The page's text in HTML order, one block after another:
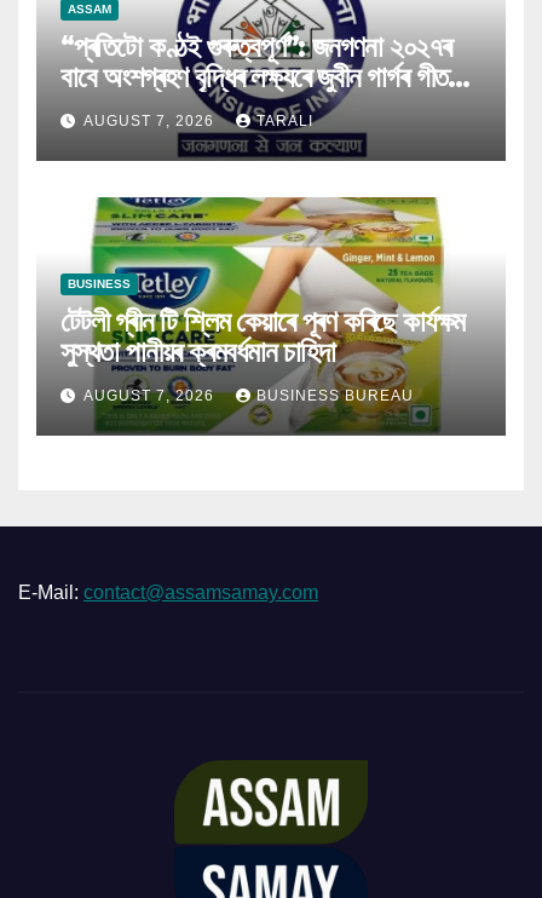
ASSAM
“প্ৰতিটো কণ্ঠই গুৰুত্বপূৰ্ণ”: জনগণনা ২০২৭ৰ
বাবে অংশগ্ৰহণ বৃদ্ধিৰ লক্ষ্যৰে জুবীন গাৰ্গৰ গীত
মুকলিAUGUST 7, 2026 TARALI
BUSINESS
টেটলী গ্ৰীন টি শ্লিম কেয়াৰে পূৰণ কৰিছে কাৰ্যক্ষম
সুস্থতা পানীয়ৰ ক্ৰমবৰ্ধমান চাহিদা
AUGUST 7, 2026 BUSINESS BUREAU
E-Mail: contact@assamsamay.com